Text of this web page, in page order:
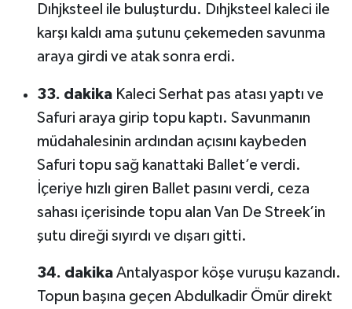
Dıhjksteel ile buluşturdu. Dıhjksteel kaleci ile
karşı kaldı ama şutunu çekemeden savunma
araya girdi ve atak sonra erdi.
33. dakikaKaleci Serhat pas atası yaptı ve
Safuri araya girip topu kaptı. Savunmanın
müdahalesinin ardından açısını kaybeden
Safuri topu sağ kanattaki Ballet’e verdi.
İçeriye hızlı giren Ballet pasını verdi, ceza
sahası içerisinde topu alan Van De Streek’in
şutu direği sıyırdı ve dışarı gitti.
34. dakika Antalyaspor köşe vuruşu kazandı.
Topun başına geçen Abdulkadir Ömür direkt